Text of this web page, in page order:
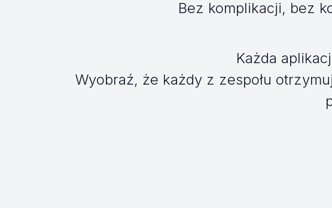
Bez komplikacji, bez
Każda
Wyobraź, że każdy z zespołu